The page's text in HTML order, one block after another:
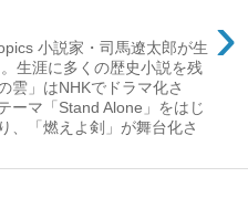
›
小説家・司馬遼太郎が生
生涯に多くの歴史小説を残
雲」はNHKでドラマ化さ
ーマ「Stand Alone」をはじ
、「燃えよ剣」が舞台化さ